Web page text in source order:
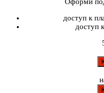
Оформи
доступ к
доступ